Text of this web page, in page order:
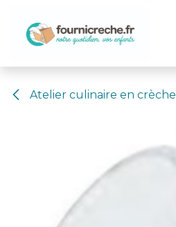
Atelier culinaire en crèche